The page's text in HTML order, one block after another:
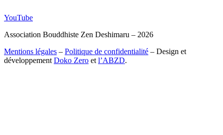
YouTube
Association Bouddhiste Zen Deshimaru – 2026
Mentions légales – Politique de confidentialité – Design et
développement Doko Zero et l’ABZD.